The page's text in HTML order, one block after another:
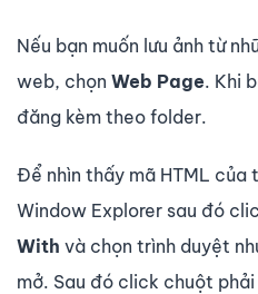
Nếu bạn muốn lưu ảnh từ
web, chọn Web Page. Khi
đăng kèm theo folder.
Để nhìn thấy mã HTML
Window Explorer sau đó
With và chọn trình duyệt
mở. Sau đó click chuột